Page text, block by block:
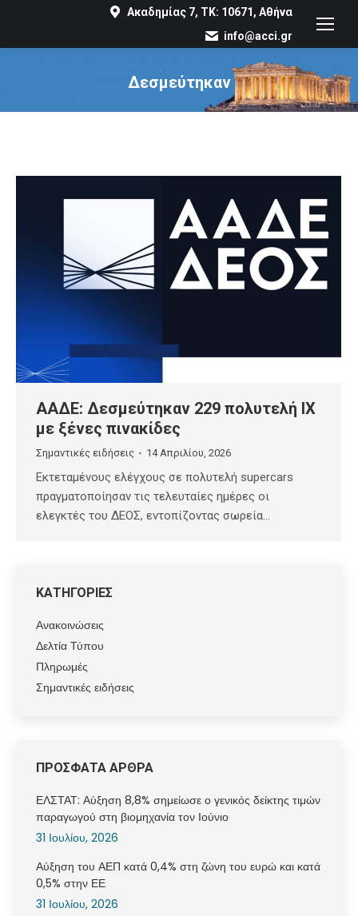
Ακαδημίας 7, ΤΚ: 10671, Αθήνα
info@acci.gr
Δεσμεύτηκαν
You are here:
ΑΑΔΕ: Δεσμεύτηκαν 229 πολυτελή ΙΧ
με ξένες πινακίδες
Σημαντικές ειδήσεις 14 Απριλίου, 2026
Εκτεταμένους ελέγχους σε πολυτελή supercars
πραγματοποίησαν τις τελευταίες ημέρες οι
ελεγκτές του ΔΕΟΣ, εντοπίζοντας σωρεία…
ΚΑΤΗΓΟΡΙΕΣ
Ανακοινώσεις
Δελτία Τύπου
Πληρωμές
Σημαντικές ειδήσεις
ΠΡΟΣΦΑΤΑ ΑΡΘΡΑ
ΕΛΣΤΑΤ: Αύξηση 8,8% σημείωσε ο γενικός δείκτης τιμών
παραγωγού στη βιομηχανία τον Ιούνιο
31 Ιουλίου, 2026
Αύξηση του ΑΕΠ κατά 0,4% στη ζώνη του ευρώ και κατά
0,5% στην ΕΕ
31 Ιουλίου, 2026